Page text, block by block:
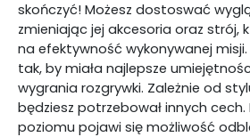
skończyć! Możesz dostoswać
zmieniając jej akcesoria oraz strój,
na efektywność wykonywanej
tak, by miała najlepsze
wygrania rozgrywki. Zależnie od
będziesz potrzebował innych cech.
poziomu pojawi się możliwość